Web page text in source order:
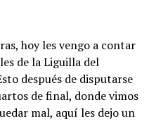
hoy les vengo a contar
de la Liguilla del
después de disputarse
de final, donde vimos
mal, aquí les dejo un